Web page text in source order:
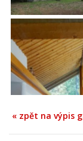
« zpět na výpis